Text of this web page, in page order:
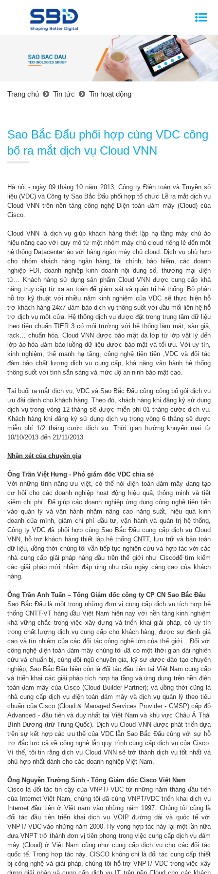
Trang chủ Tin tức Tin hoạt động
Sao Bắc Đẩu phối hợp cùng VDC công
bố ra mắt dịch vụ Cloud VNN
Hà nội - ngày 09 tháng 10 năm 2013, Công ty Điện toán và Truyền số
liệu (VDC) và Công ty Sao Bắc Đẩu phối hợp tổ chức Lễ ra mắt dịch vụ
Cloud VNN trên nền tảng công nghệ Điện toán đám mây (Cloud) của
Cisco.
Cloud VNN là dịch vụ giúp khách hàng thiết lập hạ tầng máy chủ ảo
hiệu năng cao với quy mô từ một nhóm máy chủ cloud riêng lẻ đến một
hệ thống Datacenter ảo với hàng ngàn máy chủ cloud. Dịch vụ phù hợp
cho nhóm khách hàng ngân hàng, tài chính, bảo hiểm, các doanh
nghiệp FDI, doanh nghiệp kinh doanh nội dung số, thương mại điện
tử… Khách hàng sử dụng sản phẩm Cloud VNN được cung cấp khả
năng truy cập từ xa an toàn để giám sát và quản trị hệ thống. Bộ phận
hỗ trợ kỹ thuật với nhiều năm kinh nghiệm của VDC sẽ thực hiện hỗ
trợ khách hàng 24x7 đảm bảo dịch vụ thông suốt với đầu mối liên hệ hỗ
trợ dịch vụ một cửa. Hệ thống dịch vụ được đặt trong trung tâm dữ liệu
theo tiêu chuẩn TIER 3 có môi trường với hệ thống làm mát, sàn giả,
rack… chuẩn hóa. Cloud VNN được bảo mật đa lớp từ lớp vật lý đến
lớp ảo hóa đảm bảo luồng dữ liệu được bảo mật và tối ưu. Với uy tín,
kinh nghiệm, thế mạnh hạ tầng, công nghệ tiên tiến ,VDC và đối tác
đảm bảo chất lượng dịch vụ cung cấp, khả năng vận hành hệ thống
thông suốt với tính sẵn sàng và mức độ an ninh bảo mật cao.
Tại buổi ra mắt dịch vụ, VDC và Sao Bắc Đẩu cũng công bố gói dịch vụ
ưu đãi dành cho khách hàng. Theo đó, khách hàng khi đăng ký sử dụng
dịch vụ trong vòng 12 tháng sẽ được miễn phí 01 tháng cước dịch vụ.
Khách hàng khi đăng ký sử dụng dịch vụ trong vòng 6 tháng sẽ được
miễn phí 1/2 tháng cước dịch vụ. Thời gian hưởng khuyến mại từ
10/10/2013 đến 21/11/2013.
Nhận xét của chuyên gia
Ông Trần Việt Hưng - Phó giám đốc VDC chia sẻ
Với những tính năng ưu việt, có thể nói điện toán đám mây đang tạo
cơ hội cho các doanh nghiệp hoạt động hiệu quả, thông minh và tiết
kiệm chi phí. Để giúp các doanh nghiệp ứng dụng công nghệ tiên tiến
vào quản lý và vận hành nhằm nâng cao năng suất, hiệu quả kinh
doanh của mình, giảm chi phí đầu tư, vận hành và quản trị hệ thống,
Công ty VDC đã phối hợp cùng Sao Bắc Đẩu cung cấp dịch vụ Cloud
VNN, hỗ trợ khách hàng thiết lập hệ thống CNTT, lưu trữ và bảo toàn
dữ liệu, đồng thời chúng tôi vẫn tiếp tục nghiên cứu và hợp tác với các
nhà cung cấp giải pháp hàng đầu trên thế giới như Ciscođể tìm kiếm
các giải pháp mới nhằm đáp ứng nhu cầu ngày càng cao của khách
hàng.
Ông Trần Anh Tuấn – Tổng Giám đốc công ty CP CN Sao Bắc Đẩu
Sao Bắc Đẩu là một trong những đơn vị cung cấp dịch vụ tích hợp hệ
thống CNTT-VT hàng đầu Việt Nam hiện nay với nền tảng kinh nghiệm
khá vững chắc trong việc xây dựng và triển khai giải pháp, có uy tín
trong chất lượng dịch vụ cung cấp cho khách hàng, được sự đánh giá
cao và tín nhiệm của các đối tác công nghệ lớn của thế giới... Đối với
công nghệ điện toán đám mây chúng tôi đã có một thời gian dài nghiên
cứu và chuẩn bị, cùng đội ngũ chuyên gia, kỹ sư được đào tạo chuyên
nghiệp; Sao Bắc Đẩu hiện còn là đối tác đầu tiên tại Việt Nam cung cấp
và triển khai các giải pháp tích hợp hạ tầng và ứng dụng trên nền điện
toán đám mây của Cisco (Cloud Builder Partner); và đồng thời cũng là
nhà cung cấp dịch vụ điện toán đám mây và dịch vụ quản lý theo tiêu
chuẩn của Cisco (Cloud & Managed Services Provider - CMSP) cấp độ
Advanced - đầu tiên và duy nhất tại Việt Nam và khu vực Châu Á Thái
Bình Dương (trừ Trung Quốc). Dịch vụ Cloud VNN được phát triển dựa
trên sự kết hợp các ưu thế của VDC lẫn Sao Bắc Đẩu cùng với sự hỗ
trợ đắc lực cả về công nghệ lẫn quy trình cung cấp dịch vụ của Cisco.
Vì thế, tôi tin rằng dịch vụ Cloud VNN sẽ trở thành dịch vụ tốt nhất và
phù hợp nhất dành cho các doanh nghiệp Việt Nam.
Ông Nguyễn Trường Sinh - Tổng Giám đốc Cisco Việt Nam
Cisco là đối tác tin cậy của VNPT/ VDC từ những năm tháng đầu tiên
của Internet Việt Nam, chúng tôi đã cùng VNPT/VDC triển khai dịch vụ
Internet đầu tiên ở Việt nam vào những năm 1997. Chúng tôi cũng là
đối tác đầu tiên triển khai dịch vụ VOIP đường dài và quôc tế với
VNPT/ VDC vào những năm 2000. Hy vọng hợp tác này lại một lần nữa
đưa VNPT trở thành đơn vị tiên phong trong việc cung cấp dịch vụ đám
mây (Cloud) ở Việt Nam cũng như cung cấp dịch vụ cho các đối tác
quốc tế. Trong hợp tác này, CISCO không chỉ là đối tác cung cấp thiết
bị công nghệ và giải pháp, chúng tôi hỗ trợ VNPT/ VDC trong việc xây